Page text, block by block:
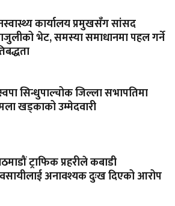
कार्यालय प्रमुखसँग सांसद
भेट, समस्या समाधानमा पहल गर्ने
सिन्धुपाल्चोक जिल्ला सभापतिमा
खड्काको उम्मेदवारी
ट्राफिक प्रहरीले कबाडी
अनावश्यक दुःख दिएको आरोप